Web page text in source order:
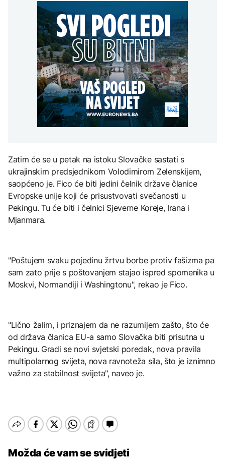
mogli uskoro biti vraćeni
DRUŠTVO
Mostar: Otpušteni
radnici iz Komunalnog bi
mogli uskoro biti vraćeni
na posao
Grgurević traži
odgovore o planiranoj
solarnoj elektrani u
blizini Manastira Ostrog
SAD uvele nove sankcije
AKTUELNO
Zelenski smijenio
ambasadore u Hrvatskoj
i Crnoj Gori
ZDRAVLJE
Šta je Ciklospora i da li
prijeti širenje u Evropi?
KULTURA
Sarajevo Fest početkom
spektakl “Brechtovi
duhovi”
Zatim će se u petak na istoku Slovačke sastati s
ukrajinskim predsjednikom Volodimirom Zelenskijem,
saopćeno je. Fico će biti jedini čelnik države članice
Evropske unije koji će prisustvovati svečanosti u
Pekingu. Tu će biti i čelnici Sjeverne Koreje, Irana i
Mjanmara.
"Poštujem svaku pojedinu žrtvu borbe protiv fašizma pa
sam zato prije s poštovanjem stajao ispred spomenika u
Moskvi, Normandiji i Washingtonu", rekao je Fico.
"Lično žalim, i priznajem da ne razumijem zašto, što će
od država članica EU-a samo Slovačka biti prisutna u
Pekingu. Gradi se novi svjetski poredak, nova pravila
multipolarnog svijeta, nova ravnoteža sila, što je iznimno
važno za stabilnost svijeta", naveo je.
Možda će vam se svidjeti